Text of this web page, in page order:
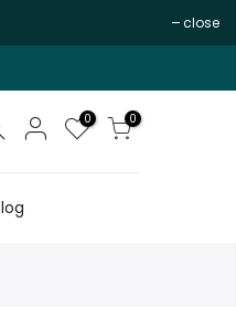
close
0 0